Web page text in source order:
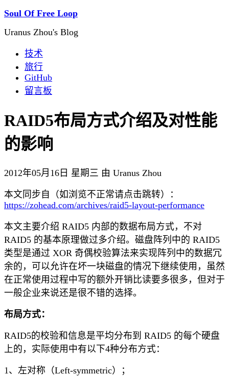
Soul Of Free Loop
Uranus Zhou's Blog
技术
旅行
GitHub
留言板
RAID5布局方式介绍及对性能
的影响
2012年05月16日 星期三 由 Uranus Zhou
本文同步自（如浏览不正常请点击跳转）：
https://zohead.com/archives/raid5-layout-performance
本文主要介绍 RAID5 内部的数据布局方式，不对
RAID5 的基本原理做过多介绍。磁盘阵列中的 RAID5
类型是通过 XOR 奇偶校验算法来实现阵列中的数据冗
余的，可以允许在坏一块磁盘的情况下继续使用，虽然
在正常使用过程中写的额外开销比读要多很多，但对于
一般企业来说还是很不错的选择。
布局方式：
RAID5的校验和信息是平均分布到 RAID5 的每个硬盘
上的，实际使用中有以下4种分布方式：
1、左对称（Left-symmetric）；